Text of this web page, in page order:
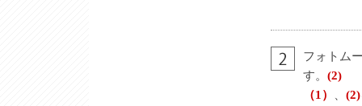
フォトム
す。 (2)
（1）
(2)